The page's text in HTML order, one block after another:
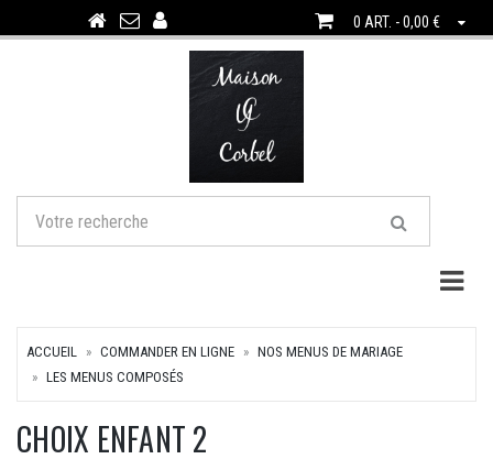
0 ART. - 0,00 €
ACCUEIL COMMANDER EN LIGNE
NOS MENUS DE MARIAGE
LES MENUS COMPOSÉS
CHOIX ENFANT 2